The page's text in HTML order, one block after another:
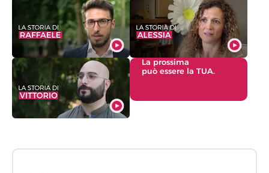
La prossima
può essere la TUA.